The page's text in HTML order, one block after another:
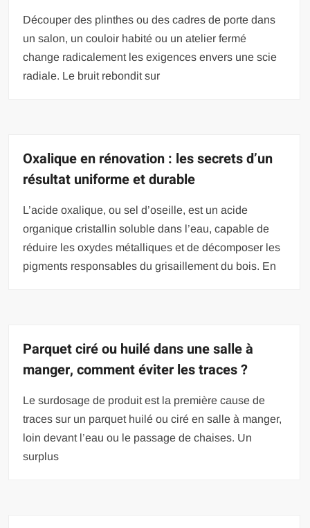
Découper des plinthes ou des cadres de porte dans
un salon, un couloir habité ou un atelier fermé
change radicalement les exigences envers une scie
radiale. Le bruit rebondit sur
Oxalique en rénovation : les secrets d’un
résultat uniforme et durable
L’acide oxalique, ou sel d’oseille, est un acide
organique cristallin soluble dans l’eau, capable de
réduire les oxydes métalliques et de décomposer les
pigments responsables du grisaillement du bois. En
Parquet ciré ou huilé dans une salle à
manger, comment éviter les traces ?
Le surdosage de produit est la première cause de
traces sur un parquet huilé ou ciré en salle à manger,
loin devant l’eau ou le passage de chaises. Un
surplus